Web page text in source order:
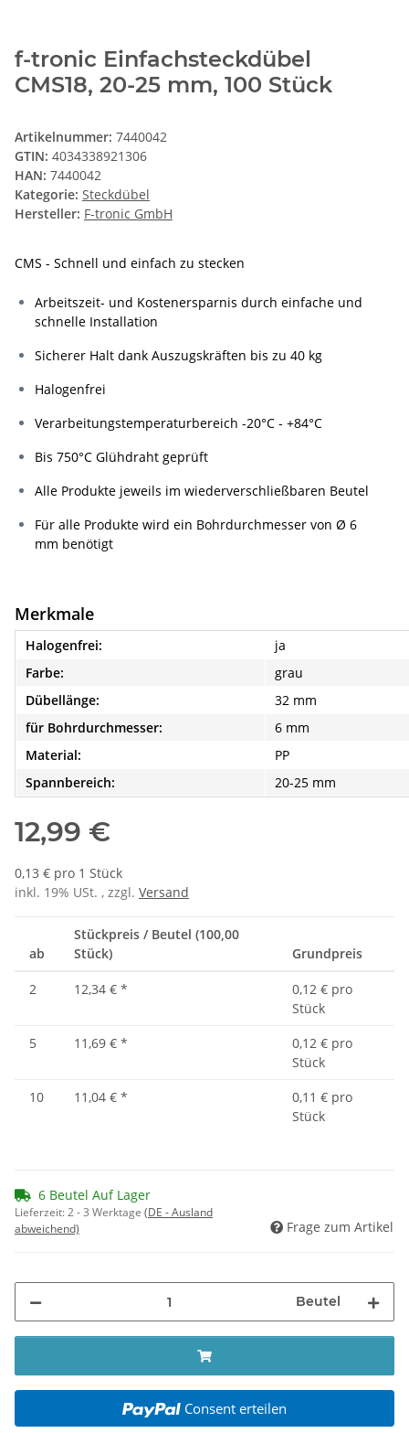
f-tronic Einfachsteckdübel
CMS18, 20-25 mm, 100 Stück
Artikelnummer: 7440042
GTIN: 4034338921306
HAN: 7440042
Kategorie: Steckdübel
Hersteller: F-tronic GmbH
CMS - Schnell und einfach zu stecken
Arbeitszeit- und Kostenersparnis durch einfache und
schnelle Installation
Sicherer Halt dank Auszugskräften bis zu 40 kg
Halogenfrei
Verarbeitungstemperaturbereich -20°C - +84°C
Bis 750°C Glühdraht geprüft
Alle Produkte jeweils im wiederverschließbaren Beutel
Für alle Produkte wird ein Bohrdurchmesser von Ø 6
mm benötigt
Merkmale
Halogenfrei:
ja
Farbe:
grau
Dübellänge:
32 mm
für Bohrdurchmesser:
6 mm
Material:
PP
Spannbereich:
20-25 mm
12,99 €
0,13 € pro 1 Stück
inkl. 19% USt. , zzgl. Versand
ab
Stückpreis / Beutel (100,00
Stück)
Grundpreis
2 12,34 € *
0,12 € pro
Stück
5
11,69 € *
0,12 € pro
Stück
10
11,04 € *
0,11 € pro
Stück
6 Beutel Auf Lager
Lieferzeit:2 - 3 Werktage (DE - Ausland
abweichend)
Frage zum Artikel
Beutel
Consent erteilen